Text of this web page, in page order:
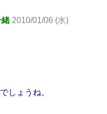
緒 2010/01/06 (水)
しょうね。